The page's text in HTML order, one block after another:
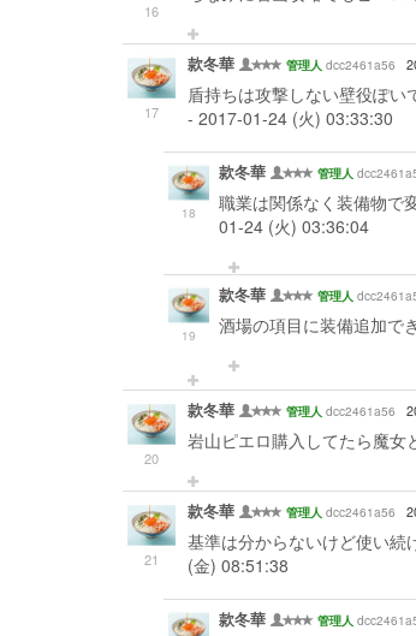
16
17
款冬華 管理人 dcc2461a56
盾持ちは攻撃しない壁役ぽ
- 2017-01-24 (火) 03:33:30
18
款冬華 管理人
職業は関係なく装備物で
01-24 (火) 03:36:04
19
款冬華 管理人
酒場の項目に装備追加で
20
款冬華 管理人 dcc2461a56
岩山ピエロ購入してたら魔
21
款冬華 管理人 dcc2461a56
基準は分からないけど使い
(金) 08:51:38
款冬華 管理人